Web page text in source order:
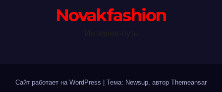
Novakfashion
Сайт работает на WordPress Тема: Newsup, автор Themeansar